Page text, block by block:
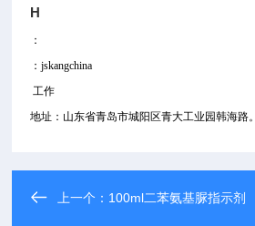
H
：
：jskangchina
工作
地址：山东省青岛市城阳区青大工业园韩海路。
上一个： 100ml二苯氨基脲指示剂